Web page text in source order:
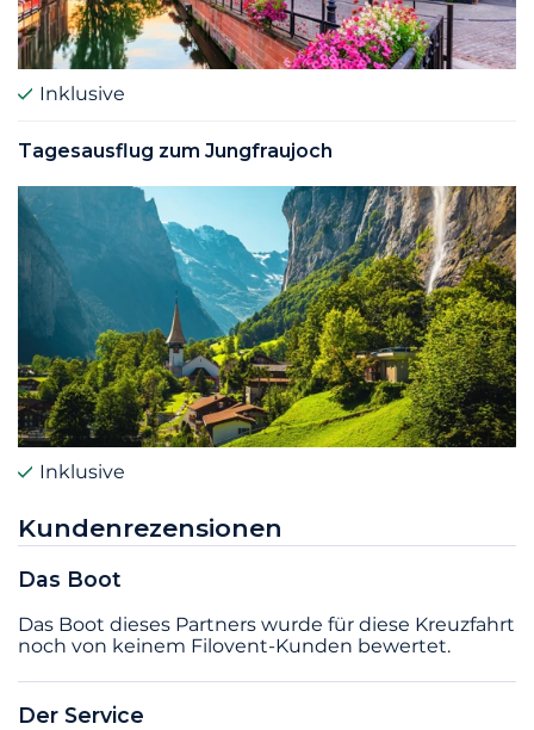
Inklusive
Tagesausflug zum Jungfraujoch
Inklusive
Kundenrezensionen
Das Boot
Das Boot dieses Partners wurde für diese Kreuzfahrt
noch von keinem Filovent-Kunden bewertet.
Der Service